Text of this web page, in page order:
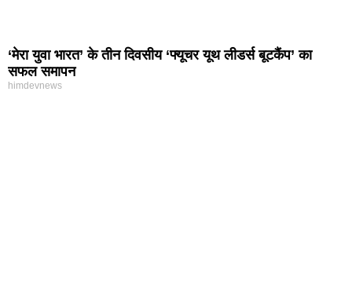
‘मेरा युवा भारत’ के तीन दिवसीय ‘फ्यूचर यूथ लीडर्स बूटकैंप’ का
सफल समापन
himdevnews